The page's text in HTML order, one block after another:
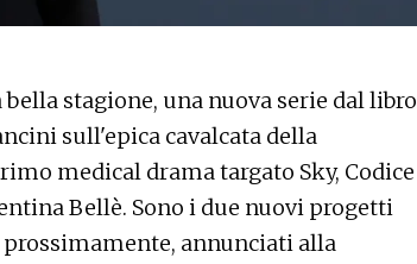
bella stagione, una nuova serie dal libro
sull'epica cavalcata della
medical drama targato Sky, Codice
Bellè. Sono i due nuovi progetti
annunciati alla